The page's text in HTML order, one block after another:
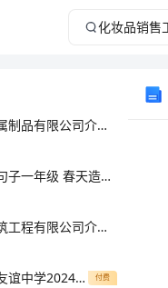
邢台九歌金属制品有限公司介绍企业发展分析报告
春天大地造句子一年级 春天造句子一年级(精选43句)
衡水大显建筑工程有限公司介绍企业发展分析报告
四川省广安友谊中学2024年物理高一上册期末教学质量检测模拟试题含解析 付费